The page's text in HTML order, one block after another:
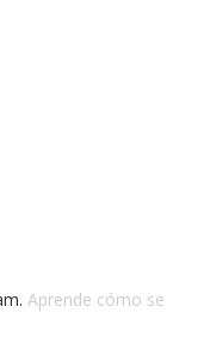
Aprende cómo se